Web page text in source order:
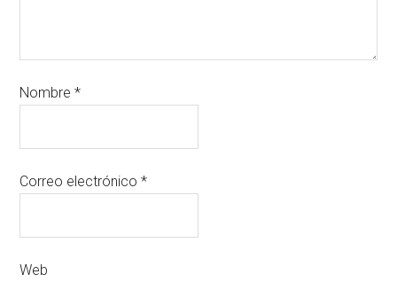
Nombre*
Correo electrónico*
Web